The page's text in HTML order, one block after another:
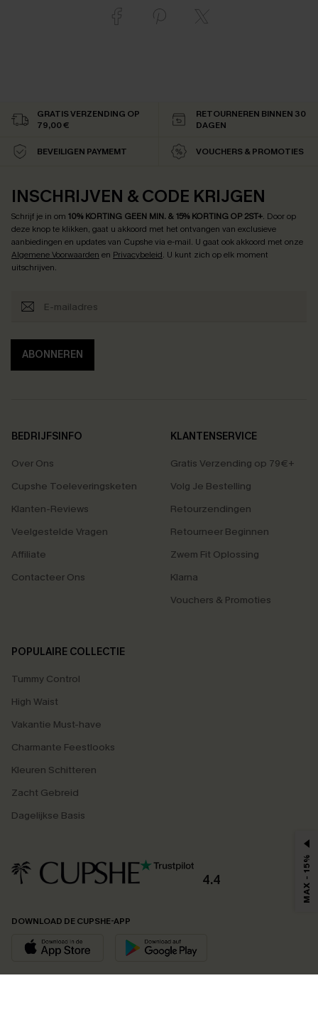
GRATIS VERZENDING OP
79,00 €
RETOURNEREN BINNEN 30
DAGEN
BEVEILIGEN PAYMEMT VOUCHERS & PROMOTIES
INSCHRIJVEN & CODE KRIJGEN
Schrijf je in om 10% KORTING GEEN MIN. & 15% KORTING OP 2ST+. Door op
deze knop te klikken, gaat u akkoord met het ontvangen van exclusieve
aanbiedingen en updates van Cupshe via e-mail. U gaat ook akkoord met onze
Algemene Voorwaarden en Privacybeleid. U kunt zich op elk moment
uitschrijven.
ABONNEREN
BEDRIJFSINFO
Over Ons
Cupshe Toeleveringsketen
Klanten-Reviews
Veelgestelde Vragen
Affiliate
Contacteer Ons
KLANTENSERVICE
Gratis Verzending op 79€+
Volg Je Bestelling
Retourzendingen
Retourneer Beginnen
Zwem Fit Oplossing
Klarna
Vouchers & Promoties
POPULAIRE COLLECTIE
Tummy Control
High Waist
Vakantie Must-have
Charmante Feestlooks
Kleuren Schitteren
Zacht Gebreid
Dagelijkse Basis
4.4
DOWNLOAD DE CUPSHE-APP
MAX - 15%